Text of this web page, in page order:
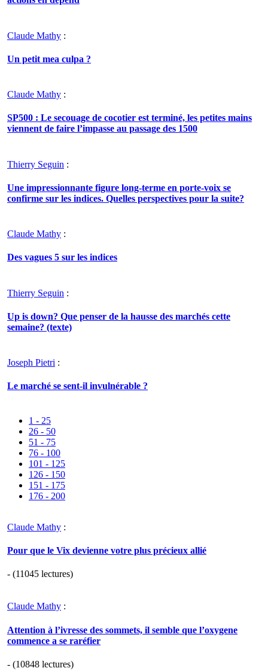
Claude Mathy :
Un petit mea culpa ?
Claude Mathy :
SP500 : Le secouage de cocotier est terminé, les petites mains
viennent de faire l’impasse au passage des 1500
Thierry Seguin :
Une impressionnante figure long-terme en porte-voix se
confirme sur les indices. Quelles perspectives pour la suite?
Claude Mathy :
Des vagues 5 sur les indices
Thierry Seguin :
Up is down? Que penser de la hausse des marchés cette
semaine? (texte)
Joseph Pietri :
Le marché se sent-il invulnérable ?
1 - 25
26 - 50
51 - 75
76 - 100
101 - 125
126 - 150
151 - 175
176 - 200
Claude Mathy :
Pour que le Vix devienne votre plus précieux allié
- (11045 lectures)
Claude Mathy :
Attention à l’ivresse des sommets, il semble que l’oxygene
commence a se raréfier
- (10848 lectures)